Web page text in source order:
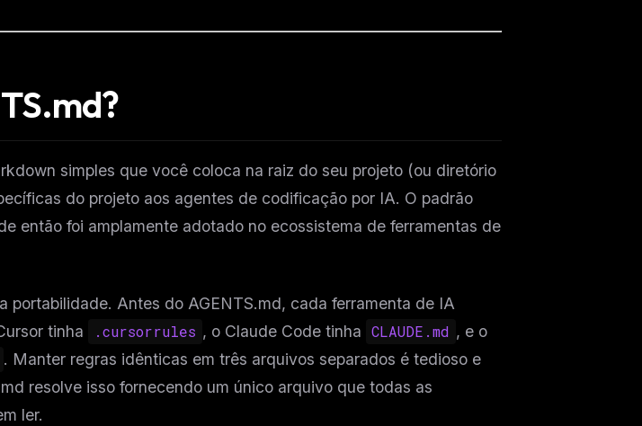
simples que você coloca na raiz do seu projeto (ou diretório
do projeto aos agentes de codificação por IA. O padrão
então foi amplamente adotado no ecossistema de ferramentas de
portabilidade. Antes do AGENTS.md, cada ferramenta de IA
tinha
.cursorrules , o Claude Code tinha CLAUDE.md , e o
. Manter regras idênticas em três arquivos separados é tedioso e
resolve isso fornecendo um único arquivo que todas as
ler.